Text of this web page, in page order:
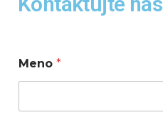
Meno *